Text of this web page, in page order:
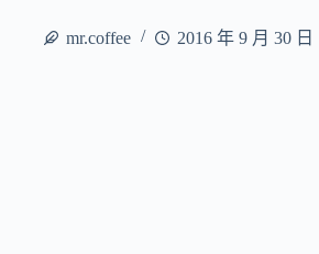
mr.coffee 2016 年 9 月 30 日